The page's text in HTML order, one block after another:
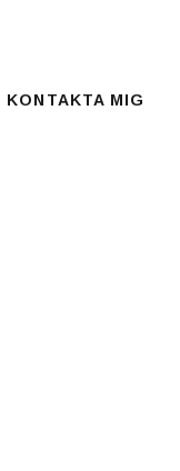
KONTAKTA MIG